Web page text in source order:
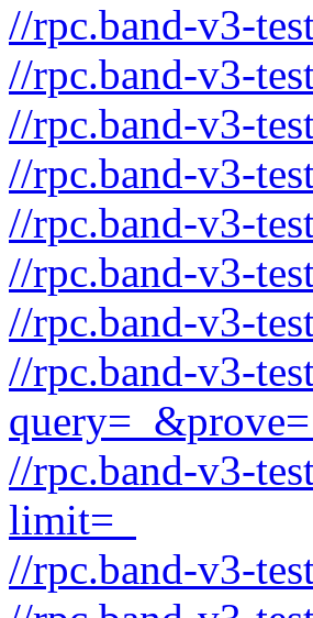
//rpc.band-v3-
//rpc.band-v3-
//rpc.band-v3-
//rpc.band-v3-
//rpc.band-v3-
//rpc.band-v3-
//rpc.band-v3-
//rpc.band-v3-
//rpc.band-v3-
limit=_
//rpc.band-v3-